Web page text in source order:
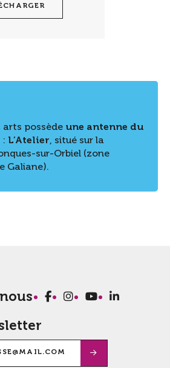
arts possède une antenne du
: L’Atelier , situé sur la
sur-Orbiel (zone
Galiane).